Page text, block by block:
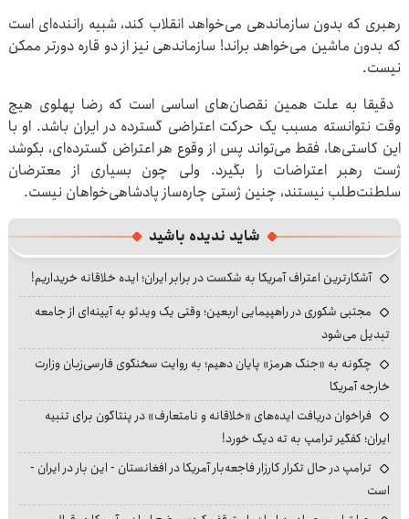
رهبری که بدون سازماندهی می‌خواهد انقلاب کند، شبیه راننده‌ای است
که بدون ماشین می‌خواهد براند! سازماندهی نیز از دو قاره دورتر ممکن
نیست.
دقیقا به علت همین نقصان‌های اساسی است که رضا پهلوی هیچ
وقت نتوانسته مسبب یک حرکت اعتراضی گسترده در ایران باشد. او با
این کاستی‌ها، فقط می‌تواند پس از وقوع هر اعتراض گسترده‌ای، بکوشد
ژست رهبر اعتراضات را بگیرد. ولی چون بسیاری از معترضان
سلطنت‌طلب نیستند، چنین ژستی چاره‌ساز پادشاهی‌خواهان نیست.
شاید ندیده باشید
آشکارترین اعتراف آمریکا به شکست در برابر ایران؛ ایده خلاقانه خریداریم!
مجتبی شکوری در راهپیمایی اربعین؛ وقتی یک ویدئو به آیینه‌ای از جامعه
تبدیل می‌شود
چگونه به «جنگ هرمز» پایان دهیم؛ به روایت سخنگوی فارسی‌زبان وزارت
خارجه آمریکا
فراخوان دریافت ایده‌های «خلاقانه و نامتعارف» در پنتاگون برای تنبیه
ایران؛ کفگیر ترامپ به ته دیگ خورد!
ترامپ در حال تکرار کارزار فاجعه‌بار آمریکا در افغانستان - این بار در ایران -
است